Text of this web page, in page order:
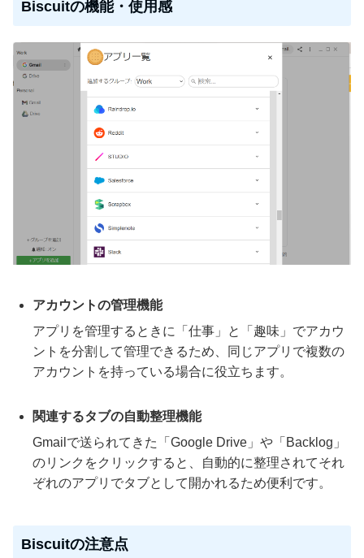
Biscuitの機能・使用感
アカウントの管理機能
アプリを管理するときに「仕事」と「趣味」でアカウ
ントを分割して管理できるため、同じアプリで複数の
アカウントを持っている場合に役立ちます。
関連するタブの自動整理機能
Gmailで送られてきた「Google Drive」や「Backlog」
のリンクをクリックすると、自動的に整理されてそれ
ぞれのアプリでタブとして開かれるため便利です。
Biscuitの注意点